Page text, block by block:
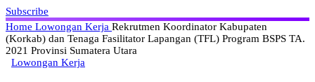
Subscribe
Home Lowongan Kerja Rekrutmen Koordinator Kabupaten
(Korkab) dan Tenaga Fasilitator Lapangan (TFL) Program BSPS TA.
2021 Provinsi Sumatera Utara
Lowongan Kerja